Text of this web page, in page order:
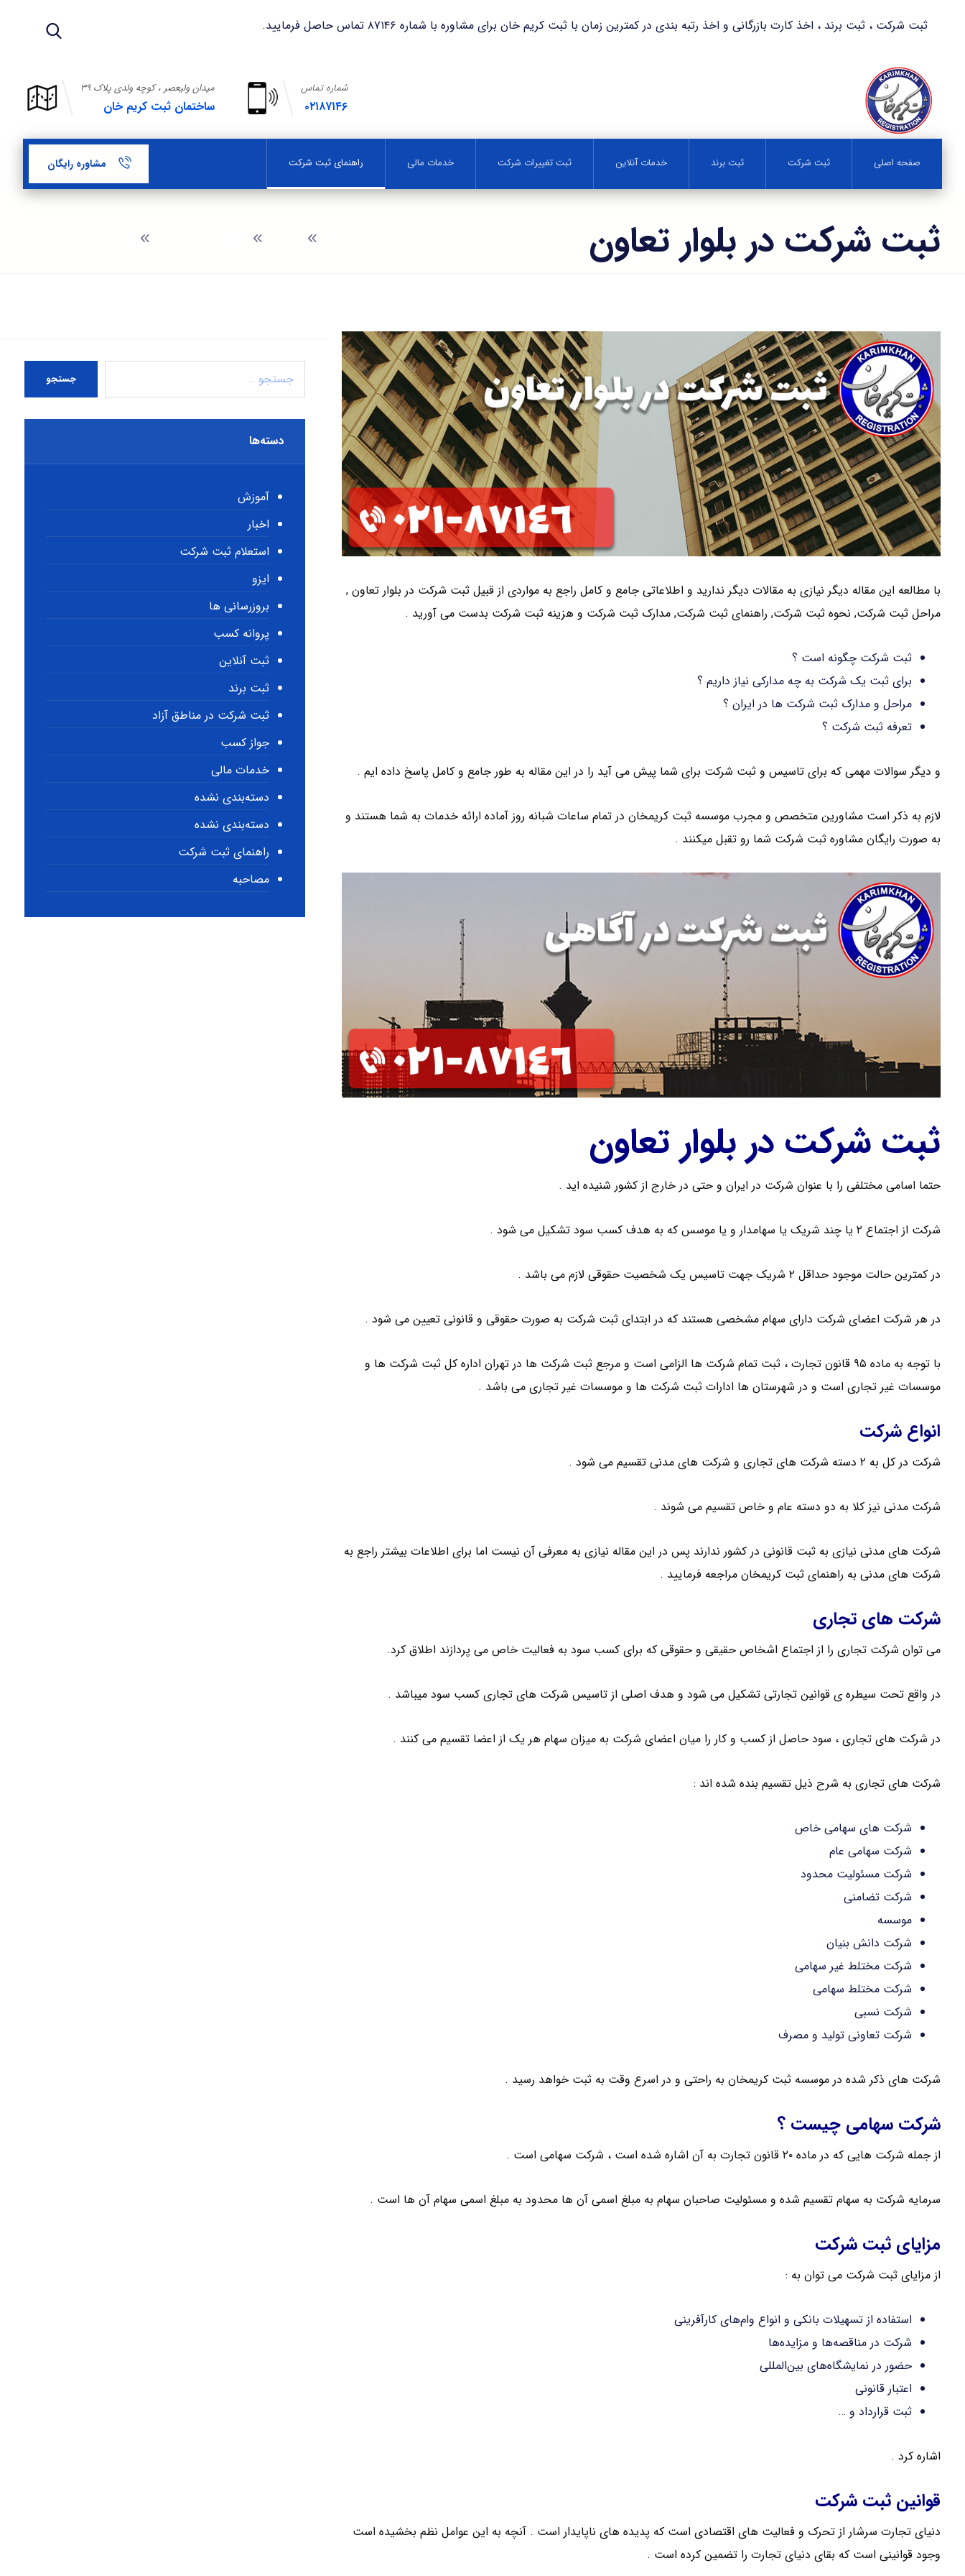
ثبت شرکت ، ثبت برند ، اخذ کارت بازرگانی و اخذ رتبه بندی در کمترین زمان با ثبت کریم خان برای مشاوره با شماره ۸۷۱۴۶ تماس حاصل فرمایید.
میدان ولیعصر ، کوچه ولدی پلاک ۳۹
ساختمان ثبت کریم خان
شماره تماس
۰۲۱۸۷۱۴۶
صفحه اصلی ثبت شرکت ثبت برند خدمات آنلاین ثبت تغییرات شرکت خدمات مالی راهنمای ثبت شرکت مشاوره رایگان
ثبت شرکت در بلوار تعاون
با مطالعه این مقاله دیگر نیازی به مقالات دیگر ندارید و اطلاعاتی جامع و کامل راجع به مواردی از قبیل ثبت شرکت در بلوار تعاون ,
مراحل ثبت شرکت, نحوه ثبت شرکت, راهنمای ثبت شرکت, مدارک ثبت شرکت و هزینه ثبت شرکت بدست می آورید .
ثبت شرکت چگونه است ؟
برای ثبت یک شرکت به چه مدارکی نیاز داریم ؟
مراحل و مدارک ثبت شرکت ها در ایران ؟
تعرفه ثبت شرکت ؟
و دیگر سوالات مهمی که برای تاسیس و ثبت شرکت برای شما پیش می آید را در این مقاله به طور جامع و کامل پاسخ داده ایم .
لازم به ذکر است مشاورین متخصص و مجرب موسسه ثبت کریمخان در تمام ساعات شبانه روز آماده ارائه خدمات به شما هستند و
به صورت رایگان مشاوره ثبت شرکت شما رو تقبل میکنند .
ثبت شرکت در بلوار تعاون
حتما اسامی مختلفی را با عنوان شرکت در ایران و حتی در خارج از کشور شنیده اید .
شرکت از اجتماع ۲ یا چند شریک یا سهامدار و یا موسس که به هدف کسب سود تشکیل می شود .
در کمترین حالت موجود حداقل ۲ شریک جهت تاسیس یک شخصیت حقوقی لازم می باشد .
در هر شرکت اعضای شرکت دارای سهام مشخصی هستند که در ابتدای ثبت شرکت به صورت حقوقی و قانونی تعیین می شود .
با توجه به ماده ۹۵ قانون تجارت ، ثبت تمام شرکت ها الزامی است و مرجع ثبت شرکت ها در تهران اداره کل ثبت شرکت ها و
موسسات غیر تجاری است و در شهرستان ها ادارات ثبت شرکت ها و موسسات غیر تجاری می باشد .
انواع شرکت
شرکت در کل به ۲ دسته شرکت های تجاری و شرکت های مدنی تقسیم می شود .
شرکت مدنی نیز کلا به دو دسته عام و خاص تقسیم می شوند .
شرکت های مدنی نیازی به ثبت قانونی در کشور ندارند پس در این مقاله نیازی به معرفی آن نیست اما برای اطلاعات بیشتر راجع به
شرکت های مدنی به راهنمای ثبت کریمخان مراجعه فرمایید .
شرکت های تجاری
می توان شرکت تجاری را از اجتماع اشخاص حقیقی و حقوقی که برای کسب سود به فعالیت خاص می پردازند اطلاق کرد.
در واقع تحت سیطره ی قوانین تجارتی تشکیل می شود و هدف اصلی از تاسیس شرکت های تجاری کسب سود میباشد .
در شرکت های تجاری ، سود حاصل از کسب و کار را میان اعضای شرکت به میزان سهام هر یک از اعضا تقسیم می کنند .
شرکت های تجاری به شرح ذیل تقسیم بنده شده اند :
شرکت های سهامی خاص
شرکت سهامی عام
شرکت مسئولیت محدود
شرکت تضامنی
موسسه
شرکت دانش بنیان
شرکت مختلط غیر سهامی
شرکت مختلط سهامی
شرکت نسبی
شرکت تعاونی تولید و مصرف
شرکت های ذکر شده در موسسه ثبت کریمخان به راحتی و در اسرع وقت به ثبت خواهد رسید .
شرکت سهامی چیست ؟
از جمله شرکت هایی که در ماده ۲۰ قانون تجارت به آن اشاره شده است ، شرکت سهامی است .
سرمایه شرکت به سهام تقسیم شده و مسئولیت صاحبان سهام به مبلغ اسمی آن ها محدود به مبلغ اسمی سهام آن ها است .
مزایای ثبت شرکت
از مزایای ثبت شرکت می توان به :
استفاده از تسهیلات بانکی و انواع وام‌های کارآفرینی
شرکت در مناقصه‌ها و مزایده‌ها
حضور در نمایشگاه‌های بین‌المللی
اعتبار قانونی
ثبت قرارداد و …
اشاره کرد .
قوانین ثبت شرکت
دنیای تجارت سرشار از تحرک و فعالیت های اقتصادی است که پدیده های ناپایدار است . آنچه به این عوامل نظم بخشیده است
وجود قوانینی است که بقای دنیای تجارت را تضمین کرده است .
جستجو
دسته‌ها
آموزش
اخبار
استعلام ثبت شرکت
ایزو
بروزرسانی ها
پروانه کسب
ثبت آنلاین
ثبت برند
ثبت شرکت در مناطق آزاد
جواز کسب
خدمات مالی
دسته‌بندی نشده
دسته‌بندی نشده
راهنمای ثبت شرکت
مصاحبه